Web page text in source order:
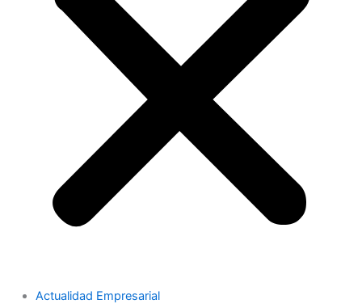
Actualidad Empresarial